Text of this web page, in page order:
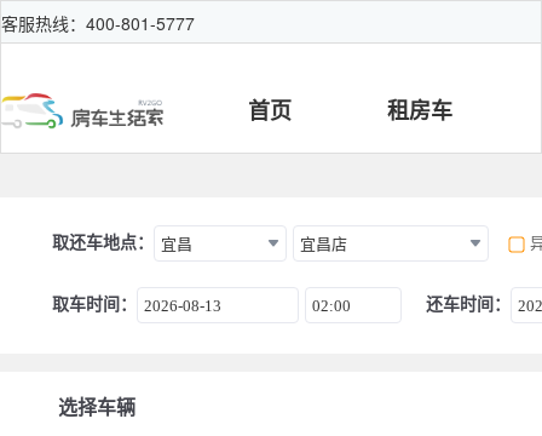
客服热线：400-801-5777
首页 租房车
取还车地点： 宜昌 宜昌店
取车时间： 2026-08-13 02:00 还车时间：
选择车辆